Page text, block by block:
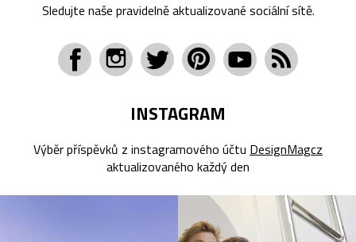
Sledujte naše pravidelně aktualizované sociální sítě.
INSTAGRAM
Výběr příspěvků z instagramového účtu DesignMagcz
aktualizovaného každý den